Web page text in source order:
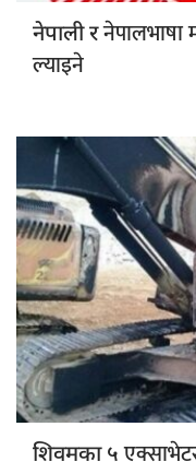
नेपाली रनेपालभाषा
ल्याइने
शिवमका ५